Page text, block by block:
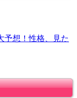
予想！性格、見た